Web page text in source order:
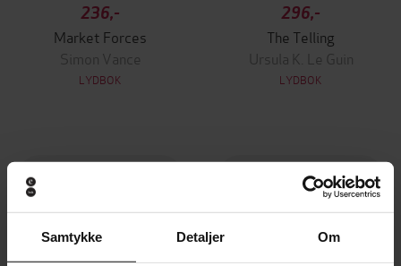
Samtykke Detaljer Om
236,-
Market Forces
Simon Vance
LYDBOK
296,-
The Telling
Ursula K. Le Guin
LYDBOK